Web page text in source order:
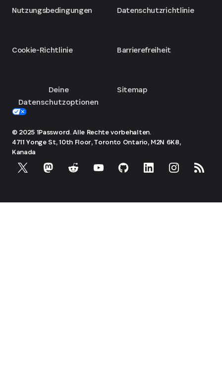
Nutzungsbedingungen
Cookie-Richtlinie
Deine
Datenschutzoptionen
Datenschutzrichtlinie
Barrierefreiheit
Sitemap
© 2025 1Password. Alle Rechte vorbehalten.
4711 Yonge St, 10th Floor, Toronto Ontario, M2N 6K8,
Kanada